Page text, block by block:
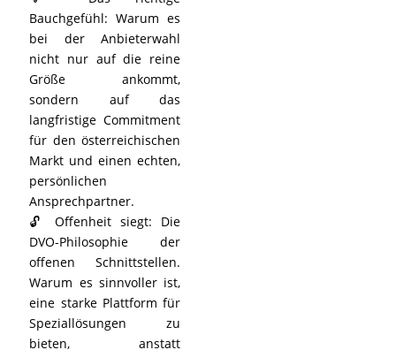
Bauchgefühl: Warum es
bei der Anbieterwahl
nicht nur auf die reine
Größe ankommt,
sondern auf das
langfristige Commitment
für den österreichischen
Markt und einen echten,
persönlichen
Ansprechpartner.
🔓 Offenheit siegt: Die
DVO-Philosophie der
offenen Schnittstellen.
Warum es sinnvoller ist,
eine starke Plattform für
Speziallösungen zu
bieten, anstatt